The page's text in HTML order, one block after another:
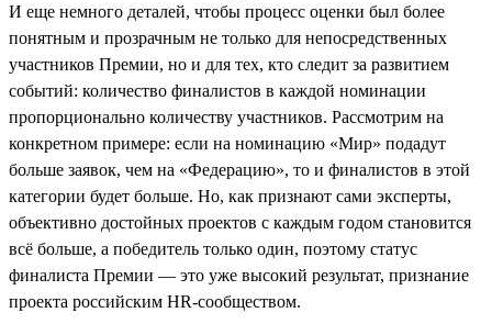
И еще немного деталей, чтобы процесс оценки был более
понятным и прозрачным не только для непосредственных
участников Премии, но и для тех, кто следит за развитием
событий: количество финалистов в каждой номинации
пропорционально количеству участников. Рассмотрим на
конкретном примере: если на номинацию «Мир» подадут
больше заявок, чем на «Федерацию», то и финалистов в этой
категории будет больше. Но, как признают сами эксперты,
объективно достойных проектов с каждым годом становится
всё больше, а победитель только один, поэтому статус
финалиста Премии — это уже высокий результат, признание
проекта российским HR-сообществом.